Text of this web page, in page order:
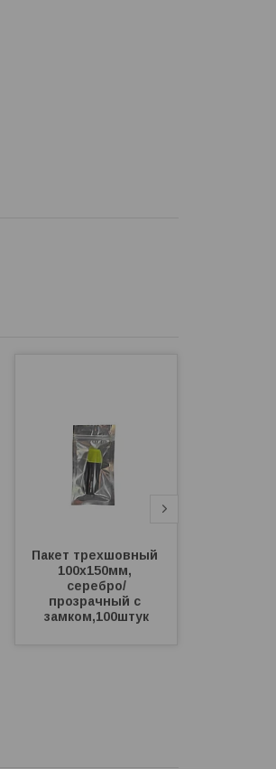
Пакет трехшовный
100х150мм,
серебро/
прозрачный с
замком,100штук